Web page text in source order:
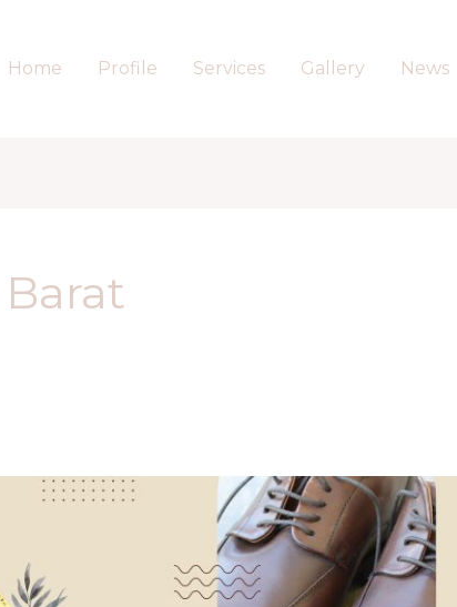
Home Profile Services Gallery News